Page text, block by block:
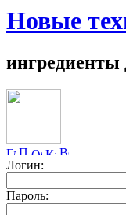
Новые
ингредиенты
Логин:
Пароль: